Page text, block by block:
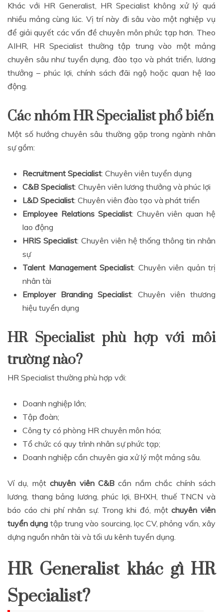
Khác với HR Generalist, HR Specialist không xử lý quá
nhiều mảng cùng lúc. Vị trí này đi sâu vào một nghiệp vụ
để giải quyết các vấn đề chuyên môn phức tạp hơn. Theo
AIHR, HR Specialist thường tập trung vào một mảng
chuyên sâu như tuyển dụng, đào tạo và phát triển, lương
thưởng – phúc lợi, chính sách đãi ngộ hoặc quan hệ lao
động.
Các nhóm HR Specialist phổ biến
Một số hướng chuyên sâu thường gặp trong ngành nhân
sự gồm:
Recruitment Specialist: Chuyên viên tuyển dụng
C&B Specialist: Chuyên viên lương thưởng và phúc lợi
L&D Specialist: Chuyên viên đào tạo và phát triển
Employee Relations Specialist: Chuyên viên quan hệ
lao động
HRIS Specialist: Chuyên viên hệ thống thông tin nhân
sự
Talent Management Specialist: Chuyên viên quản trị
nhân tài
Employer Branding Specialist: Chuyên viên thương
hiệu tuyển dụng
HR Specialist phù hợp với môi
trường nào?
HR Specialist thường phù hợp với:
Doanh nghiệp lớn;
Tập đoàn;
Công ty có phòng HR chuyên môn hóa;
Tổ chức có quy trình nhân sự phức tạp;
Doanh nghiệp cần chuyên gia xử lý một mảng sâu.
Ví dụ, mộtchuyên viên C&B cần nắm chắc chính sách
lương, thang bảng lương, phúc lợi, BHXH, thuế TNCN và
báo cáo chi phí nhân sự. Trong khi đó, mộtchuyên viên
tuyển dụng tập trung vào sourcing, lọc CV, phỏng vấn, xây
dựng nguồn nhân tài và tối ưu kênh tuyển dụng.
HR Generalist khác gì HR
Specialist?